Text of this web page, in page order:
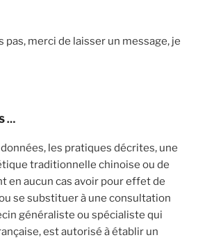
pas, merci de laisser un message, je
les pratiques décrites, une
traditionnelle chinoise ou de
en aucun cas avoir pour effet de
se substituer à une consultation
généraliste ou spécialiste qui
est autorisé à établir un